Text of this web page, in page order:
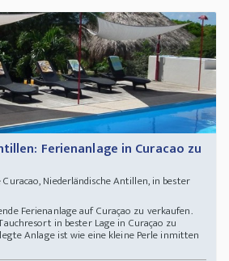
Ferienanlage in Curacao zu
Niederländische Antillen, in bester
Ferienanlage auf Curaçao zu verkaufen.
in bester Lage in Curaçao zu
Anlage ist wie eine kleine Perle inmitten